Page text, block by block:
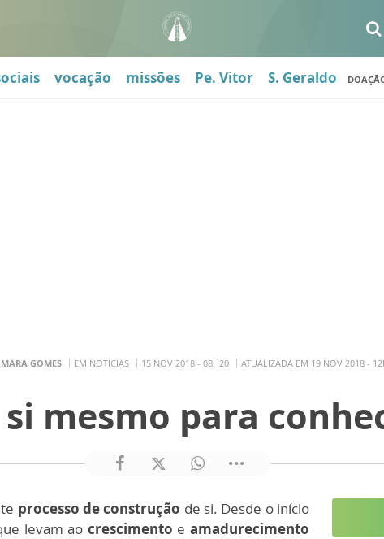
vocação missões Pe. Vitor S. Geraldo
GOMES EM NOTÍCIAS 15 NOV 2018 - 08H20 ATUALIZADA EM 19 NOV 2018 -
mesmo para
processo de construção de si. Desde o início
levam ao crescimento eamadurecimento